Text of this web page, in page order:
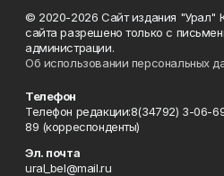
© 2020-2026 Сайт издания "Урал"
сайта разрешено только с
администрации.
Об использовании персональных
Телефон
Телефон редакции:8(34792) 3-06-
89 (корреспонденты)
Эл. почта
ural_bel@mail.ru